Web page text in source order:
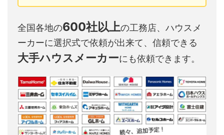
全国各地の600社以上の工務店、ハウスメ
ーカーに選択式で依頼が出来て、信頼できる
大手ハウスメーカーにも依頼できます。